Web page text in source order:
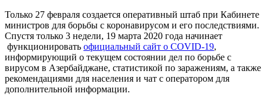
Только 27 февраля создается оперативный штаб при Кабинете
министров для борьбы с коронавирусом и его последствиями.
Спустя только 3 недели, 19 марта 2020 года начинает
функционировать официальный сайт о COVID-19,
информирующий о текущем состоянии дел по борьбе с
вирусом в Азербайджане, статистикой по заражениям, а также
рекомендациями для населения и чат с оператором для
дополнительной информации.